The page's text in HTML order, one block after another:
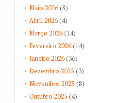
Maio 2026(8)
Abril 2026(4)
Março 2026(14)
Fevereiro 2026(14)
Janeiro 2026(36)
Dezembro 2025 (3)
Novembro 2025 (8)
Outubro 2025 (4)